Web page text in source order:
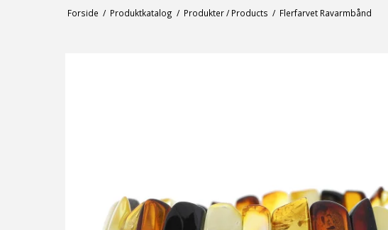
Forside / Produktkatalog / Produkter / Products / Flerfarvet Ravarmbånd